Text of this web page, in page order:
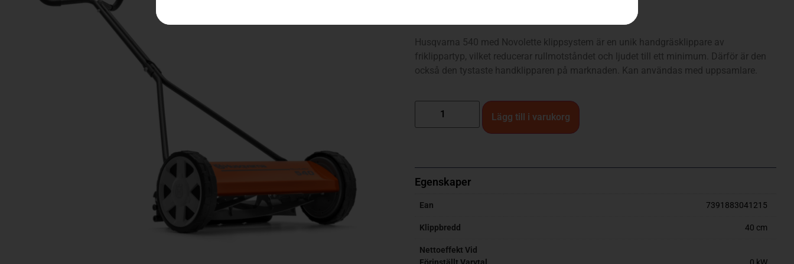
Husqvarna 540 med Novolette klippsystem är en unik handgräsklippare av
friklippartyp, vilket reducerar rullmotståndet och ljudet till ett minimum. Därför är den
också den tystaste handklipparen på marknaden. Kan användas med uppsamlare.
Lägg till i varukorg
Egenskaper
Ean 7391883041215
Klippbredd 40 cm
Nettoeffekt Vid